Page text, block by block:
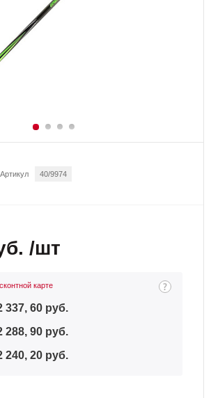
Артикул 40/9974
/шт
карте
337, 60 руб.
288, 90 руб.
240, 20 руб.